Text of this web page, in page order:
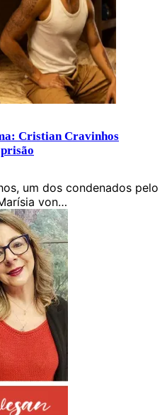
Cristian Cravinhos
um dos condenados pelo
von…